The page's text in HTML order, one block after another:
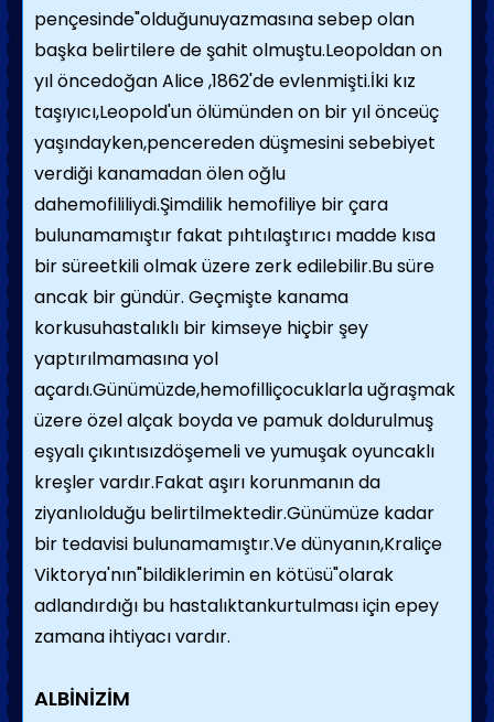
pençesinde"olduğunuyazmasına sebep olan
başka belirtilere de şahit olmuştu.Leopoldan on
yıl öncedoğan Alice ,1862'de evlenmişti.İki kız
taşıyıcı,Leopold'un ölümünden on bir yıl önceüç
yaşındayken,pencereden düşmesini sebebiyet
verdiği kanamadan ölen oğlu
dahemofililiydi.Şimdilik hemofiliye bir çara
bulunamamıştır fakat pıhtılaştırıcı madde kısa
bir süreetkili olmak üzere zerk edilebilir.Bu süre
ancak bir gündür. Geçmişte kanama
korkusuhastalıklı bir kimseye hiçbir şey
yaptırılmamasına yol
açardı.Günümüzde,hemofilliçocuklarla uğraşmak
üzere özel alçak boyda ve pamuk doldurulmuş
eşyalı çıkıntısızdöşemeli ve yumuşak oyuncaklı
kreşler vardır.Fakat aşırı korunmanın da
ziyanlıolduğu belirtilmektedir.Günümüze kadar
bir tedavisi bulunamamıştır.Ve dünyanın,Kraliçe
Viktorya'nın"bildiklerimin en kötüsü"olarak
adlandırdığı bu hastalıktankurtulması için epey
zamana ihtiyacı vardır.
ALBİNİZİM